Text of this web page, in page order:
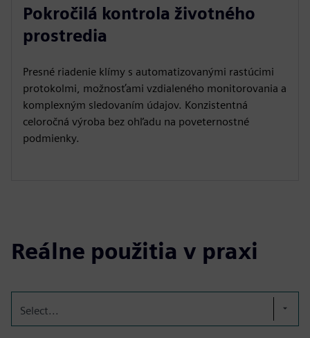
Pokročilá kontrola životného
prostredia
Presné riadenie klímy s automatizovanými rastúcimi
protokolmi, možnosťami vzdialeného monitorovania a
komplexným sledovaním údajov. Konzistentná
celoročná výroba bez ohľadu na poveternostné
podmienky.
Reálne použitia v praxi
Select...